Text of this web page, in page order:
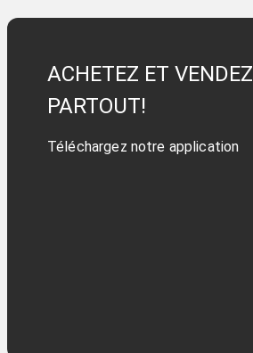
ACHETEZ ET VENDEZ
PARTOUT!
Téléchargez notre application